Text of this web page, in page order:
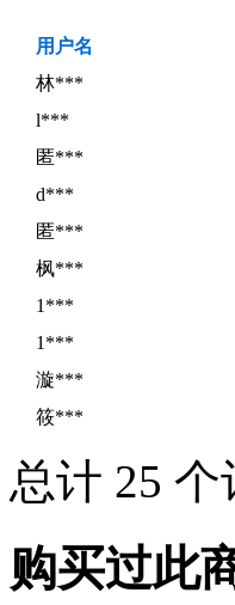
用户名
林***
l***
匿***
d***
匿***
枫***
1***
1***
漩***
筱***
总计 25
购买过此